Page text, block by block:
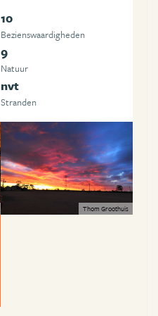
10
Beziens­waardigheden
9
Natuur
nvt
Stranden
Thom Groothuis